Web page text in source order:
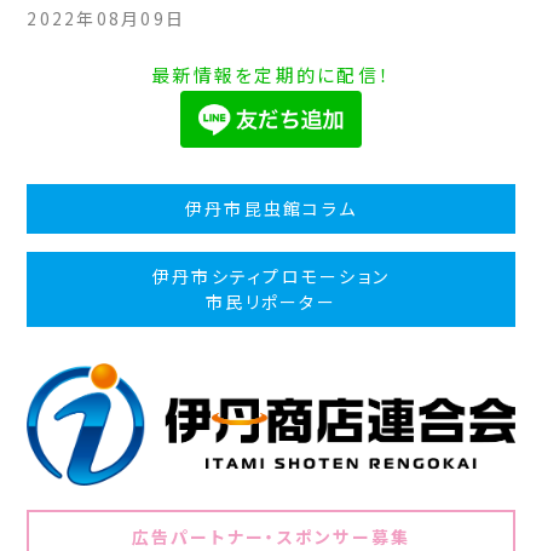
2022年08月09日
最新情報を定期的に配信！
伊丹市昆虫館コラム
伊丹市シティプロモーション
市民リポーター
広告パートナー・スポンサー募集